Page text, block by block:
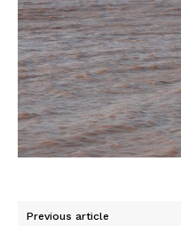
Previous article